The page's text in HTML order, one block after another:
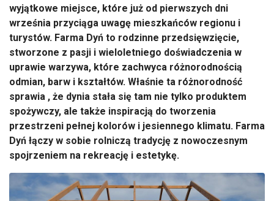
wyjątkowe miejsce, które już od pierwszych dni
września przyciąga uwagę mieszkańców regionu i
turystów. Farma Dyń to rodzinne przedsięwzięcie,
stworzone z pasji i wieloletniego doświadczenia w
uprawie warzywa, które zachwyca różnorodnością
odmian, barw i kształtów. Właśnie ta różnorodność
sprawia , że dynia stała się tam nie tylko produktem
spożywczy, ale także inspiracją do tworzenia
przestrzeni pełnej kolorów i jesiennego klimatu. Farma
Dyń łączy w sobie rolniczą tradycję z nowoczesnym
spojrzeniem na rekreację i estetykę.